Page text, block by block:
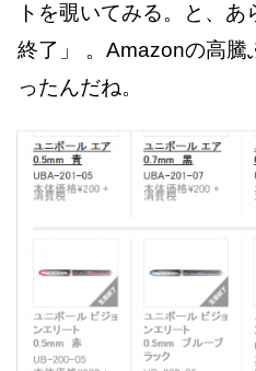
トを覗いてみる。と、
終了」 。Amazonの高騰
ったんだね。